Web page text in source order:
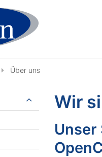
Über uns
Wir